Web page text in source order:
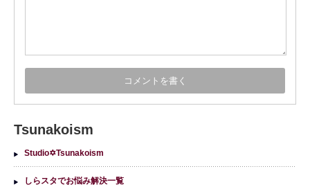
Tsunakoism
Studio✡Tsunakoism
しらスタでお悩み解決一覧